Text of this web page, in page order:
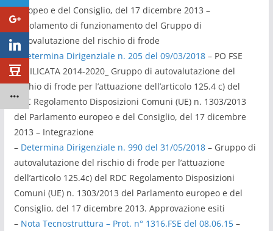
europeo e del Consiglio, del 17 dicembre 2013 –
Regolamento di funzionamento del Gruppo di
Autovalutazione del rischio di frode
–Determina Dirigenziale n. 205 del 09/03/2018– PO FSE
BASILICATA 2014-2020_ Gruppo di autovalutazione del
rischio di frode per l’attuazione dell’articolo 125.4 c) del
RDC Regolamento Disposizioni Comuni (UE) n. 1303/2013
del Parlamento europeo e del Consiglio, del 17 dicembre
2013 – Integrazione
– Determina Dirigenziale n. 990 del 31/05/2018– Gruppo di
autovalutazione del rischio di frode per l’attuazione
dell’articolo 125.4c) del RDC Regolamento Disposizioni
Comuni (UE) n. 1303/2013 del Parlamento europeo e del
Consiglio, del 17 dicembre 2013. Approvazione esiti
– Nota Tecnostruttura – Prot. n° 1316.FSE del 08.06.15–